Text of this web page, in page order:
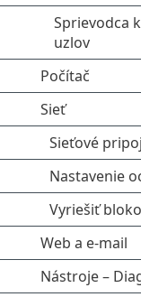
Sprievodca
uzlov
Počítač
Sieť
Sieťové
Nastavenie
Vyriešiť
Web a e-mail
Nástroje –